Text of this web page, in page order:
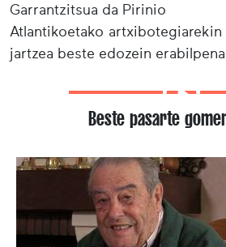
Garrantzitsua da Pirinio
Atlantikoetako artxibotegiarekin
jartzea beste edozein
Beste pasarte